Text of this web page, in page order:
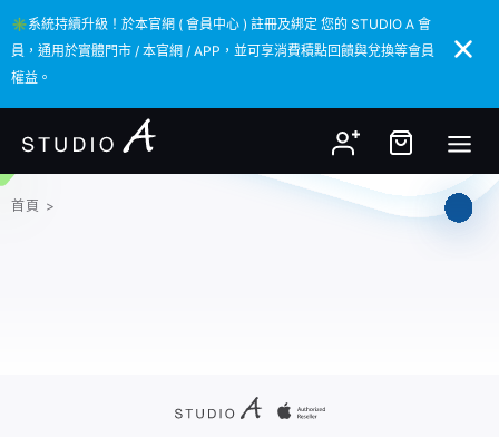
✳️系統持續升級！於本官網 ( 會員中心 ) 註冊及綁定 您的 STUDIO A 會
員，通用於實體門市 / 本官網 / APP，並可享消費積點回饋與兌換等會員
權益。
✳️系統持續升級！於本官網 ( 會員中心 ) 註冊及綁定 您的 STUDIO A 會
員，通用於實體門市 / 本官網 / APP，並可享消費積點回饋與兌換等會員
權益。
首頁 >